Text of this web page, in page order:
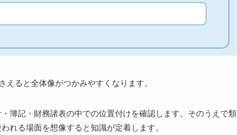
ると全体像がつかみやすくなります。
簿記・財務諸表の中での位置付けを確認します。そのうえで類
れる場面を想像すると知識が定着します。